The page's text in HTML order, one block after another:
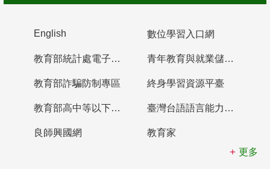
English 數位學習入口網
教育部統計處電子書櫃 青年教育與就業儲蓄帳戶
教育部詐騙防制專區 終身學習資源平臺
教育部高中等以下學校及幼兒園教師資格檢定考試 臺灣台語語言能力認證網站
良師興國網
教育家
更多